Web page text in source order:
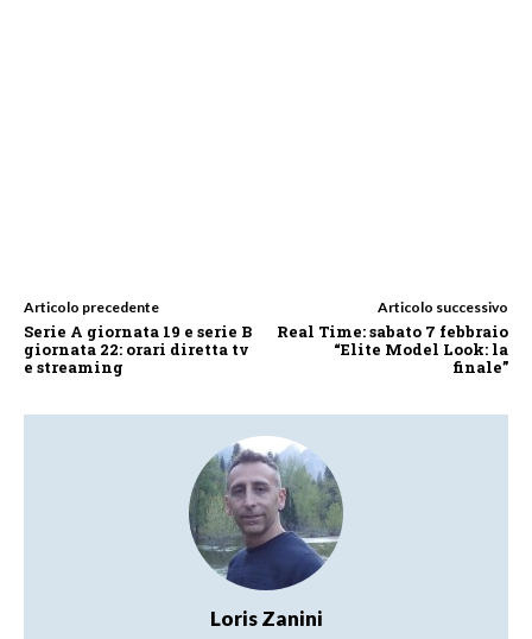
Articolo precedente
Serie A giornata 19 e serie B
giornata 22: orari diretta tv
e streaming
Articolo successivo
Real Time: sabato 7 febbraio
“Elite Model Look: la
finale”
Loris Zanini